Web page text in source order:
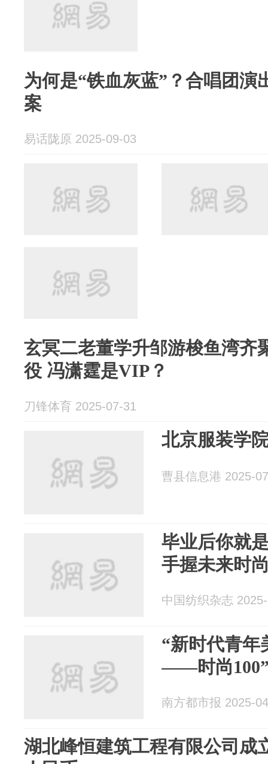
为何是“铁血灰蓝”？合唱团演
案
易话陇原 2025-09-03
玄冥二老董学升邹游梭鱼湾齐
役 冯潇霆是VIP？
刀锋体育 2025-07-31
北京服装学
曹县信息港 2025-
毕业后你就
手握未来时
中国纺织杂志
“新时代青年
——时尚
南方都市报 2025-
湖北峰恒建筑工程有限公司成